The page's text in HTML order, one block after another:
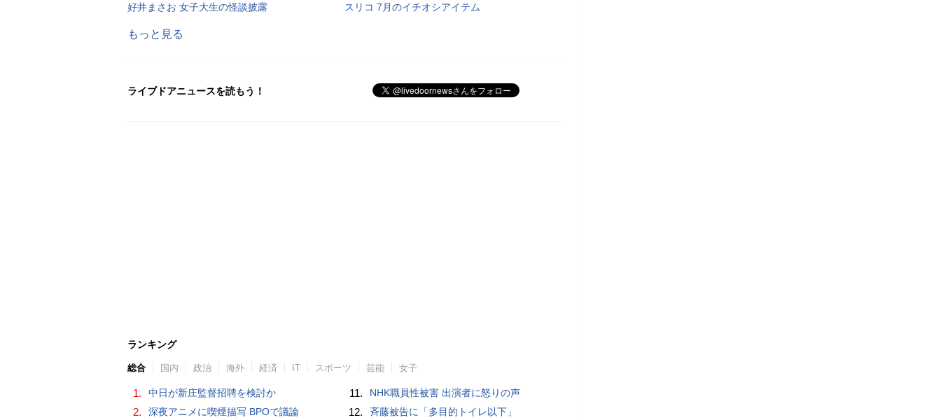
好井まさお 女子大生の怪談披露
スリコ 7月のイチオシアイテム
もっと見る
ライブドアニュースを読もう！
ランキング
総合 国内 政治 海外 経済 IT スポーツ 芸能 女子
1. 中日が新庄監督招聘を検討か
2. 深夜アニメに喫煙描写 BPOで議論
11. NHK職員性被害 出演者に怒りの声
12. 斉藤被告に「多目的トイレ以下」